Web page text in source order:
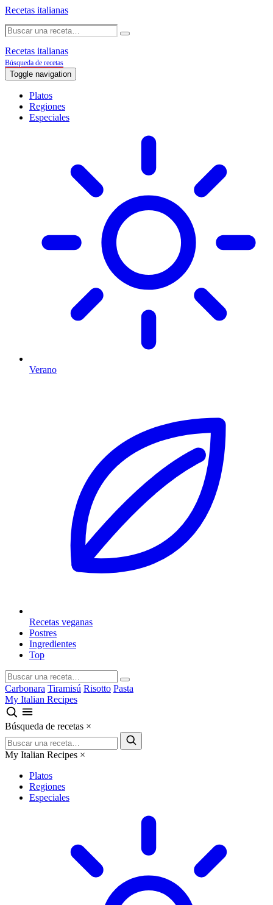
Recetas italianas
Recetas italianas
Búsqueda de recetas
Toggle navigation
Platos
Regiones
Especiales
Verano
Recetas veganas
Postres
Ingredientes
Top
Carbonara Tiramisú Risotto Pasta
My Italian Recipes
Búsqueda de recetas ×
My Italian Recipes ×
Platos
Regiones
Especiales